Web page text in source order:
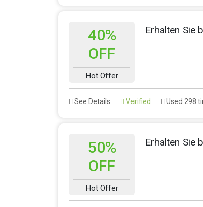
40%
OFF
Hot Offer
Erhalten Sie
See Details Verified Used 298
50%
OFF
Hot Offer
Erhalten Sie